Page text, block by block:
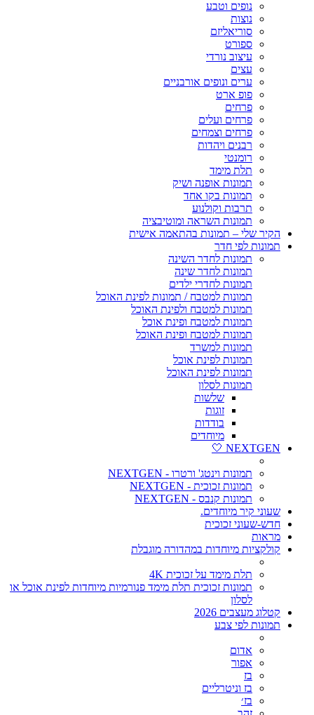
נופים וטבע
נוצות
סוריאליזם
ספורט
עיצוב נורדי
עצים
ערים ונופים אורבניים
פופ ארט
פרחים
פרחים ועלים
פרחים וצמחים
רבנים ויהדות
רומנטי
תלת מימד
תמונות אופנה ושיק
תמונות בקו אחד
תרבות וקולנוע
תמונות השראה ומוטיבציה
הקיר שלי – תמונות בהתאמה אישית
תמונות לפי חדר
תמונות לחדר השינה
תמונות לחדר שינה
תמונות לחדרי ילדים
תמונות למטבח / תמונות לפינת האוכל
תמונות למטבח ולפינת האוכל
תמונות למטבח ופינת אוכל
תמונות למטבח ופינת האוכל
תמונות למשרד
תמונות לפינת אוכל
תמונות לפינת האוכל
תמונות לסלון
שלשות
זוגות
בודדות
מיוחדים
NEXTGEN 🤍
תמונות וינטג' ורטרו - NEXTGEN
תמונות זכוכית - NEXTGEN
תמונות קנבס - NEXTGEN
שעוני קיר מיוחדים.
חדש-שעוני זכוכית
מראות
קולקציות מיוחדות במהדורה מוגבלת
תלת מימד על זכוכית 4K
תמונות זכוכית תלת מימד פנורמיות מיוחדות לפינת אוכל או
לסלון
קטלוג מעצבים 2026
תמונות לפי צבע
אדום
אפור
בז
בז וניטרליים
בז׳